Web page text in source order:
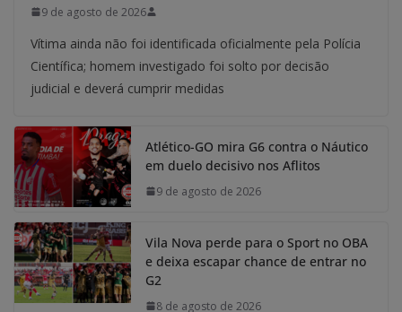
9 de agosto de 2026
Vítima ainda não foi identificada oficialmente pela Polícia
Científica; homem investigado foi solto por decisão
judicial e deverá cumprir medidas
Atlético-GO mira G6 contra o Náutico
em duelo decisivo nos Aflitos
9 de agosto de 2026
Vila Nova perde para o Sport no OBA
e deixa escapar chance de entrar no
G2
8 de agosto de 2026